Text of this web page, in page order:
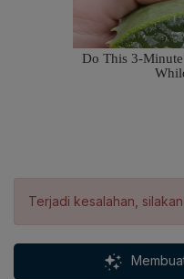
Terjadi kesalahan,